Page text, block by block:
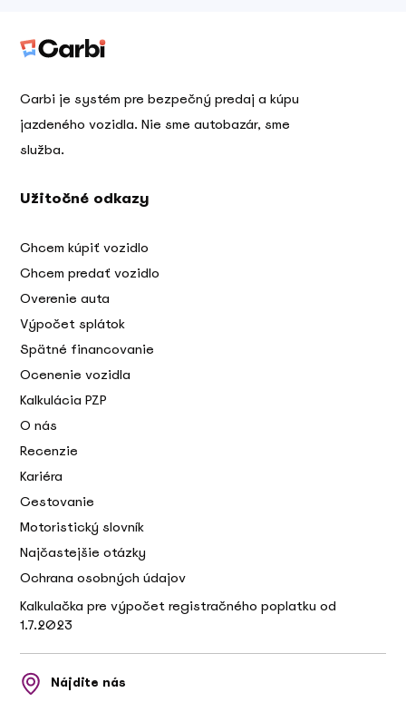
Carbi je systém pre bezpečný predaj a kúpu
jazdeného vozidla. Nie sme autobazár, sme
služba.
Užitočné odkazy
Chcem kúpiť vozidlo
Chcem predať vozidlo
Overenie auta
Výpočet splátok
Spätné financovanie
Ocenenie vozidla
Kalkulácia PZP
O nás
Recenzie
Kariéra
Cestovanie
Motoristický slovník
Najčastejšie otázky
Ochrana osobných údajov
Kalkulačka pre výpočet registračného poplatku od
1.7.2023
Nájdite nás